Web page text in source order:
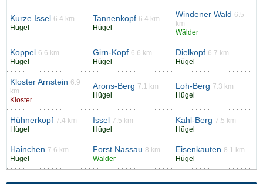
Kurze Issel 6.4 km
Hügel
Tannenkopf 6.4 km
Hügel
Windener Wald 6.5
km
Wälder
Koppel 6.6 km
Hügel
Girn-Kopf 6.6 km
Hügel
Dielkopf 6.7 km
Hügel
Kloster Arnstein 6.9
km
Kloster
Arons-Berg 7.1 km
Hügel
Loh-Berg 7.3 km
Hügel
Hühnerkopf 7.4 km
Hügel
Issel 7.5 km
Hügel
Kahl-Berg 7.5 km
Hügel
Hainchen 7.6 km
Hügel
Forst Nassau 8 km
Wälder
Eisenkauten 8.1 km
Hügel